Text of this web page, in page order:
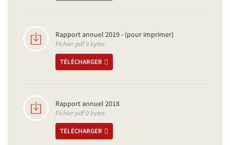
Rapport annuel 2019 - (pour imprimer)
Fichier pdf 0 bytes
TÉLÉCHARGER
Rapport annuel 2018
Fichier pdf 0 bytes
TÉLÉCHARGER